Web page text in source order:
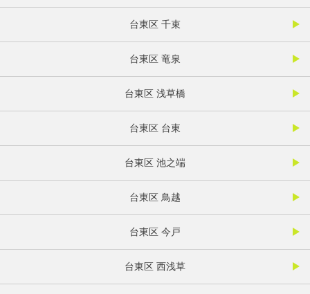
台東区 千束
台東区 竜泉
台東区 浅草橋
台東区 台東
台東区 池之端
台東区 鳥越
台東区 今戸
台東区 西浅草